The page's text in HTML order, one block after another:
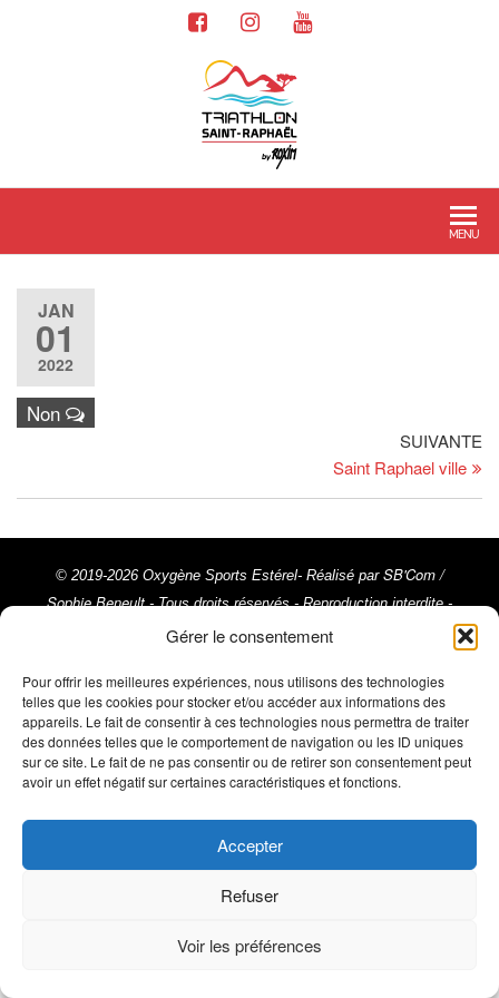
Gérer le consentement
Pour offrir les meilleures expériences, nous utilisons des technologies
telles que les cookies pour stocker et/ou accéder aux informations des
appareils. Le fait de consentir à ces technologies nous permettra de traiter
des données telles que le comportement de navigation ou les ID uniques
sur ce site. Le fait de ne pas consentir ou de retirer son consentement peut
avoir un effet négatif sur certaines caractéristiques et fonctions.
Accepter
Refuser
Voir les préférences
MENU
JAN
01
2022
Non
SUIVANTE
Saint Raphael ville
© 2019-2026 Oxygène Sports Estérel- Réalisé par SB'Com /
Sophie Beneult- Tous droits réservés - Reproduction interdite -
Crédit photos : Trimax - Activ Image, @ActivImages-YSemat,
Emma Comte ///Mentions Légales